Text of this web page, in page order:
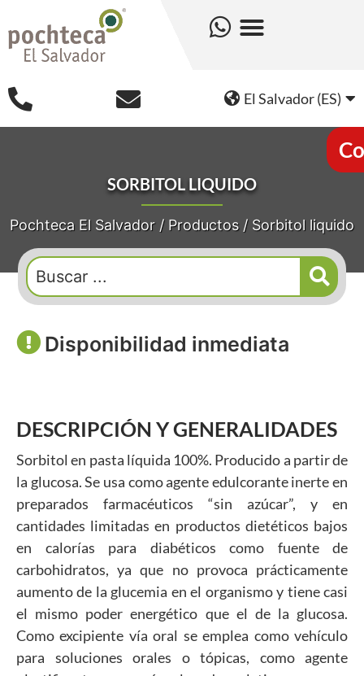
El Salvador (ES)
SORBITOL LIQUIDO
Pochteca El Salvador / Productos/ Sorbitol liquido
Disponibilidad inmediata
DESCRIPCIÓN Y GENERALIDADES
Sorbitol en pasta líquida 100%. Producido a partir de
la glucosa. Se usa como agente edulcorante inerte en
preparados farmacéuticos “sin azúcar”, y en
cantidades limitadas en productos dietéticos bajos
en calorías para diabéticos como fuente de
carbohidratos, ya que no provoca prácticamente
aumento de la glucemia en el organismo y tiene casi
el mismo poder energético que el de la glucosa.
Como excipiente vía oral se emplea como vehículo
para soluciones orales o tópicas, como agente